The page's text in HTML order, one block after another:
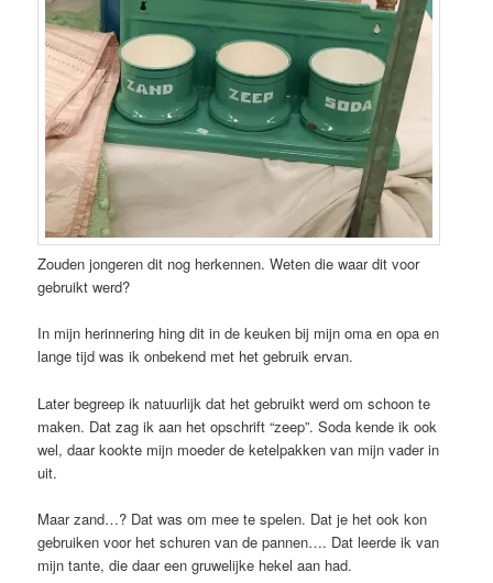
Zouden jongeren dit nog herkennen. Weten die waar dit voor
gebruikt werd?
In mijn herinnering hing dit in de keuken bij mijn oma en opa en
lange tijd was ik onbekend met het gebruik ervan.
Later begreep ik natuurlijk dat het gebruikt werd om schoon te
maken. Dat zag ik aan het opschrift “zeep”. Soda kende ik ook
wel, daar kookte mijn moeder de ketelpakken van mijn vader in
uit.
Maar zand…? Dat was om mee te spelen. Dat je het ook kon
gebruiken voor het schuren van de pannen…. Dat leerde ik van
mijn tante, die daar een gruwelijke hekel aan had.